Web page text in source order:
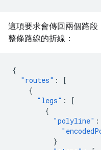
這項要求會傳回兩個路段
整條路線的折線：
{
"routes" :
[
{
"legs" :
[
{
"polyline" :
}